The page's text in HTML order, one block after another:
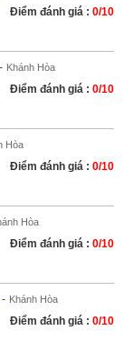
Điểm đánh giá : 0/10
- Khánh Hòa
Điểm đánh giá : 0/10
Hòa
Điểm đánh giá : 0/10
Hòa
Điểm đánh giá : 0/10
- Khánh Hòa
Điểm đánh giá : 0/10